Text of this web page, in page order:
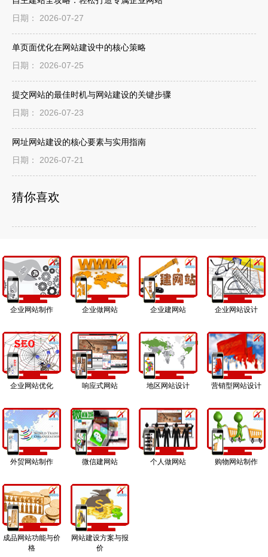
日期： 2026-07-27
单页面优化在网站建设中的核心策略
日期： 2026-07-25
提交网站的最佳时机与网站建设的关键步骤
日期： 2026-07-23
网址网站建设的核心要素与实用指南
日期： 2026-07-21
猜你喜欢
企业网站制作 企业做网站 企业建网站 企业网站设计
企业网站优化 响应式网站 地区网站设计 营销型网站设计
外贸网站制作 微信建网站 个人做网站 购物网站制作
成品网站功能与价
格
网站建设方案与报
价